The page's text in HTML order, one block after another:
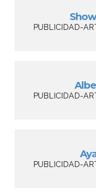
PUBLICIDAD-
PUBLICIDAD-
PUBLICIDAD-